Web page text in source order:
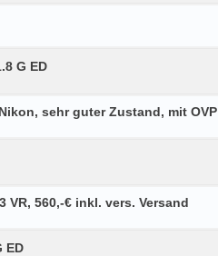
G ED
sehr guter Zustand, mit OVP
VR, 560,-€ inkl. vers. Versand
ED